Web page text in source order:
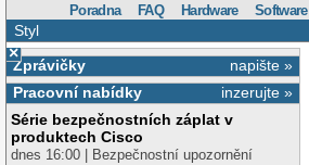
Poradna FAQ Hardware Software
Styl
×
napište »
Zprávičky
inzerujte »
Pracovní nabídky
Série bezpečnostních záplat v
produktech Cisco
dnes 16:00 | Bezpečnostní upozornění